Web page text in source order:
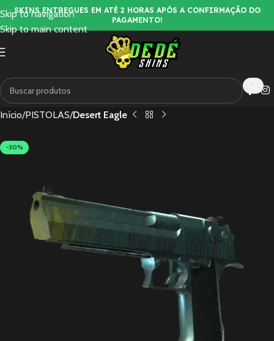
Skip to navigation
Skip to main content
SKINS ENTREGUES EM ATÉ 2 HORAS APÓS A CONFIRMAÇÃO DO
PAGAMENTO!
Início PISTOLAS Desert Eagle
-30%